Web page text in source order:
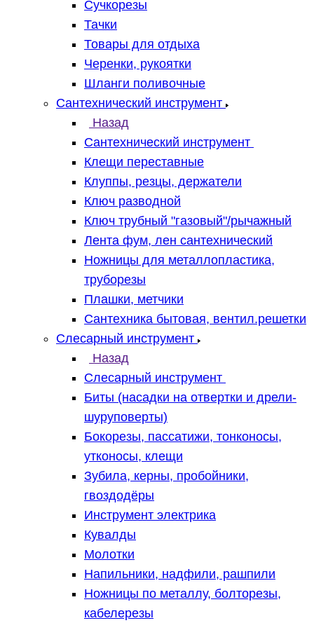
Сучкорезы
Тачки
Товары для отдыха
Черенки, рукоятки
Шланги поливочные
Сантехнический инструмент
Назад
Сантехнический инструмент
Клещи переставные
Клуппы, резцы, держатели
Ключ разводной
Ключ трубный "газовый"/рычажный
Лента фум, лен сантехнический
Ножницы для металлопластика,
труборезы
Плашки, метчики
Сантехника бытовая, вентил.решетки
Слесарный инструмент
Назад
Слесарный инструмент
Биты (насадки на отвертки и дрели-
шуруповерты)
Бокорезы, пассатижи, тонконосы,
утконосы, клещи
Зубила, керны, пробойники,
гвоздодёры
Инструмент электрика
Кувалды
Молотки
Напильники, надфили, рашпили
Ножницы по металлу, болторезы,
кабелерезы